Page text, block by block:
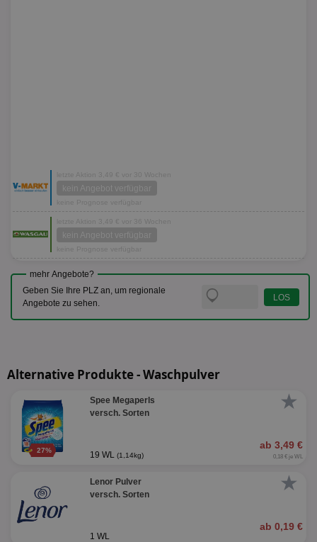
letzte Aktion 3,49 € vor 30 Wochen
kein Angebot verfügbar
keine Prognose verfügbar
letzte Aktion 3,49 € vor 36 Wochen
kein Angebot verfügbar
keine Prognose verfügbar
mehr Angebote?
Geben Sie Ihre PLZ an, um regionale
Angebote zu sehen.
Alternative Produkte - Waschpulver
★
27%
Spee Megaperls
versch. Sorten
ab 3,49 €
19 WL (1,14kg) 0,18 € je WL
★
Lenor Pulver
versch. Sorten
ab 0,19 €
1 WL